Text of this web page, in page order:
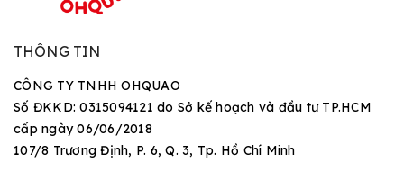
THÔNG TIN
CÔNG TY TNHH OHQUAO
Số ĐKKD: 0315094121 do Sở kế hoạch và đầu tư TP.HCM
cấp ngày 06/06/2018
107/8 Trương Định, P. 6, Q. 3, Tp. Hồ Chí Minh